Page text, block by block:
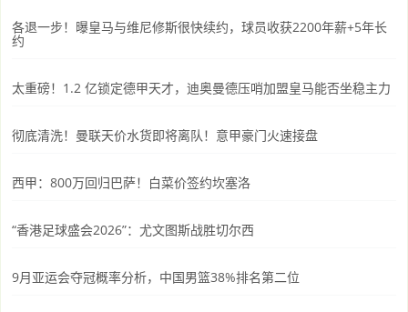
各退一步！曝皇马与维尼修斯很快续约，球员收获2200年薪+5年长
约
太重磅！1.2 亿锁定德甲天才，迪奥曼德压哨加盟皇马能否坐稳主力
彻底清洗！曼联天价水货即将离队！意甲豪门火速接盘
西甲：800万回归巴萨！白菜价签约坎塞洛
“香港足球盛会2026”：尤文图斯战胜切尔西
9月亚运会夺冠概率分析，中国男篮38%排名第二位